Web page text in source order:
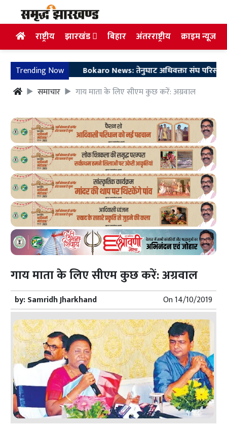
राष्ट्रीय झारखंड बिहार अंतरराष्ट्रीय क्राइम न्यूज
Trending Now Bokaro News: तेनुघाट अधिवक्ता संघ परिसर में
समाचार
गाय माता के लिए सीएम कुछ करें: अग्रवाल
गाय माता के लिए सीएम कुछ करें: अग्रवाल
by:Samridh Jharkhand On14/10/2019